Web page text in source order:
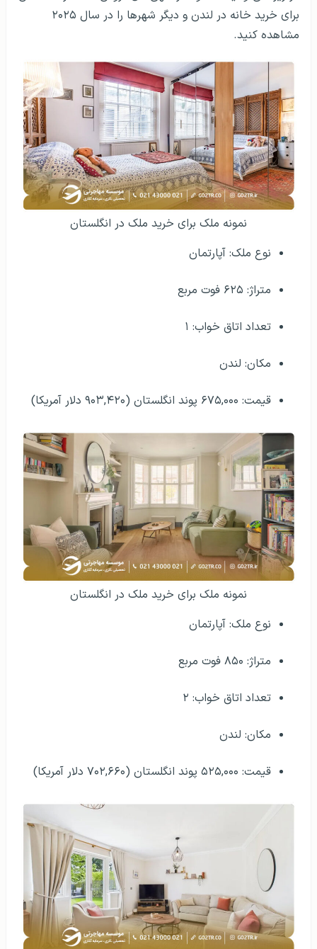
برای خرید خانه در لندن و دیگر شهرها را در سال ۲۰۲۵
مشاهده کنید.
نمونه ملک برای خرید ملک در انگلستان
نوع ملک: آپارتمان
متراژ: ۶۲۵ فوت مربع
تعداد اتاق خواب: ۱
مکان: لندن
قیمت: ۶۷۵,۰۰۰ پوند انگلستان (۹۰۳,۴۲۰ دلار آمریکا)
نمونه ملک برای خرید ملک در انگلستان
نوع ملک: آپارتمان
متراژ: ۸۵۰ فوت مربع
تعداد اتاق خواب: ۲
مکان: لندن
قیمت: ۵۲۵,۰۰۰ پوند انگلستان (۷۰۲,۶۶۰ دلار آمریکا)